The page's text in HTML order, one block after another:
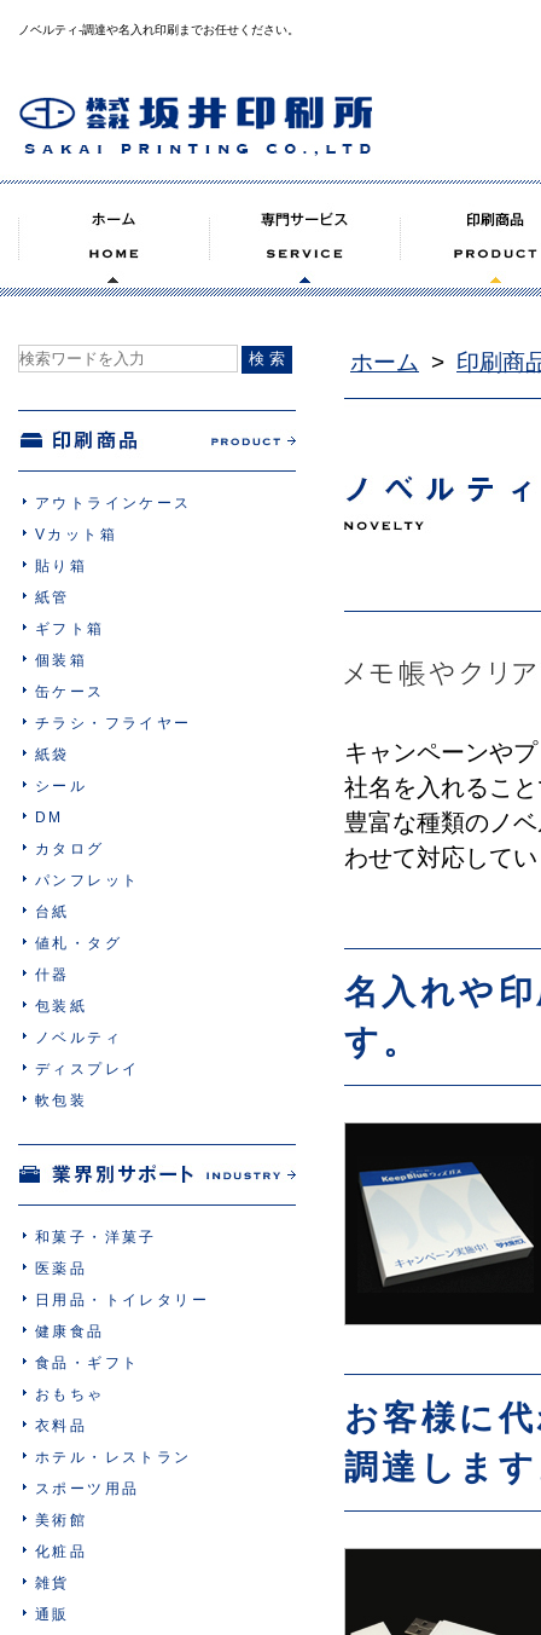
ノベルティ‐調達や名入れ印刷までお任せください。
アウトラインケース
Vカット箱
貼り箱
紙管
ギフト箱
個装箱
缶ケース
チラシ・フライヤー
紙袋
シール
DM
カタログ
パンフレット
台紙
値札・タグ
什器
包装紙
ノベルティ
ディスプレイ
軟包装
和菓子・洋菓子
医薬品
日用品・トイレタリー
健康食品
食品・ギフト
おもちゃ
衣料品
ホテル・レストラン
スポーツ用品
美術館
化粧品
雑貨
通販
ホーム > 印刷商
キャンペーンや
社名を入れるこ
豊富な種類のノ
わせて対応して
名入れや
す。
お客様に
調達しま